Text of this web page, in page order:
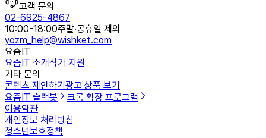
고객 문의
02-6925-4867
10:00-18:00주말·공휴일 제외
yozm_help@wishket.com
요즘IT
요즘IT 소개작가 지원
기타 문의
콘텐츠 제안하기 광고 상품 보기
요즘IT 슬랙봇
크롬 확장 프로그램
이용약관
개인정보 처리방침
청소년보호정책